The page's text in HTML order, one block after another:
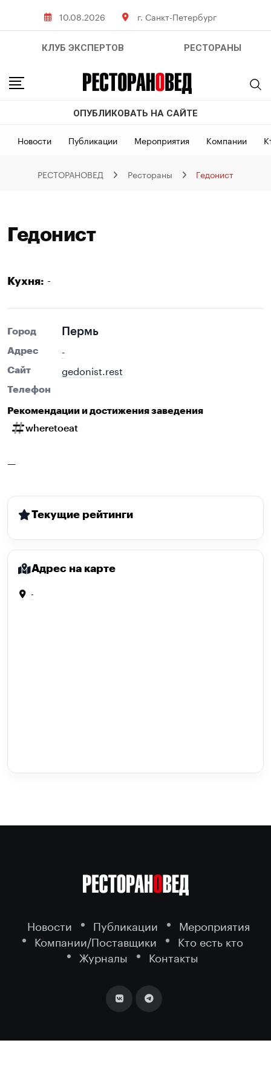
10.08.2026 г. Санкт-Петербург
КЛУБ ЭКСПЕРТОВ РЕСТОРАНЫ
ОПУБЛИКОВАТЬ НА САЙТЕ
Новости Публикации Мероприятия Компании
РЕСТОРАНОВЕД Рестораны Гедонист
Гедонист
Кухня: -
Город Пермь
Адрес -
Сайт gedonist.rest
Телефон
Рекомендации и достижения заведения
wheretoeat
—
Текущие рейтинги
Адрес на карте
-
Новости Публикации
Мероприятия
Компании/Поставщики
Кто есть кто
Журналы
Контакты